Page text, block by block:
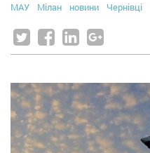
МАУ
Мілан новини Чернівці